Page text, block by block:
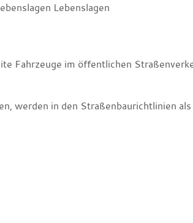
Lebenslagen
Fahrzeuge im öffentlichen
werden in den Straßenbaurichtlinien